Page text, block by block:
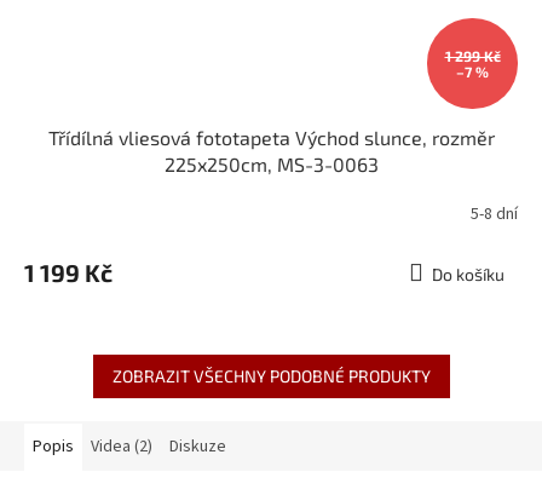
1 299 Kč
–7 %
Třídílná vliesová fototapeta Východ slunce, rozměr
225x250cm, MS-3-0063
5-8 dní
1 199 Kč Do košíku
ZOBRAZIT VŠECHNY PODOBNÉ PRODUKTY
Popis Videa (2) Diskuze